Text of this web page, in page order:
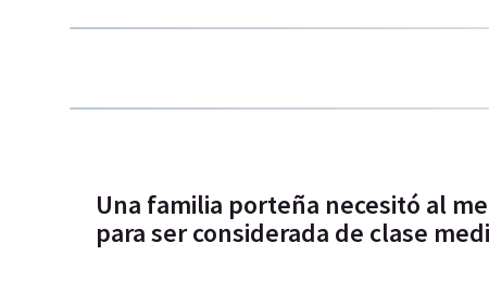
Una familia porteña necesitó al
para ser considerada de clase